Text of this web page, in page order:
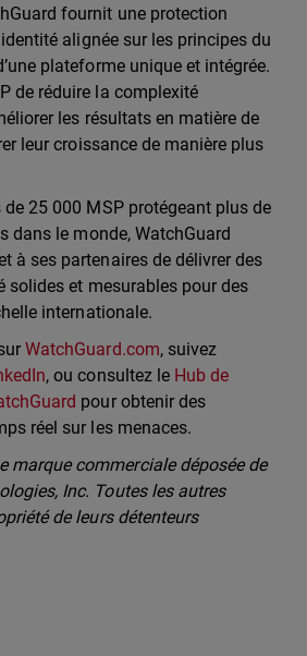
fournit une protection
alignée sur les principes du
plateforme unique et intégrée.
de réduire la complexité
les résultats en matière de
leur croissance de manière plus
de 25 000 MSP protégeant plus de
dans le monde, WatchGuard
à ses partenaires de délivrer des
solides et mesurables pour des
internationale.
WatchGuard.com, suivez
, ou consultez le Hub de
pour obtenir des
réel sur les menaces.
marque commerciale déposée de
Inc. Toutes les autres
de leurs détenteurs